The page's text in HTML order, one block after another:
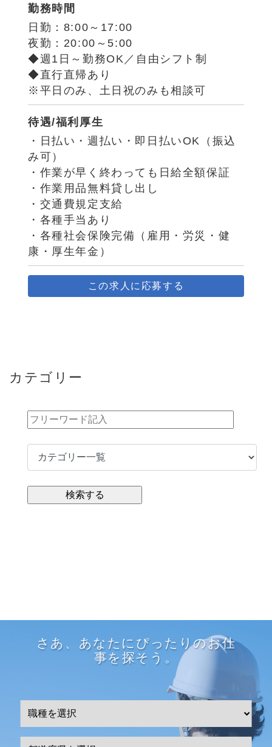
勤務時間
日勤：8:00～17:00
夜勤：20:00～5:00
◆週1日～勤務OK／自由シフト制
◆直行直帰あり
※平日のみ、土日祝のみも相談可
待遇/福利厚生
・日払い・週払い・即日払いOK（振込
み可）
・作業が早く終わっても日給全額保証
・作業用品無料貸し出し
・交通費規定支給
・各種手当あり
・各種社会保険完備（雇用・労災・健
康・厚生年金）
この求人に応募する
カテゴリー
さあ、あなたにぴったりのお仕
事を探そう。